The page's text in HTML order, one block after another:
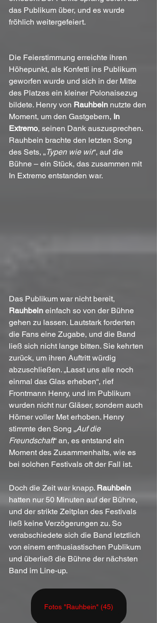
das Publikum über, und es wurde
fröhlich weitergefeiert.
Die Feierstimmung erreichte ihren
Höhepunkt, als Konfetti ins Publikum
geworfen wurde und sich in der Mitte
des Platzes ein kleiner Polonaisezug
bildete. Henry von Rauhbein nutzte den
Moment, um den Gastgebern, In
Extremo, seinen Dank auszusprechen.
Rauhbein brachte den letzten Song
des Sets, „Typen wie wir“, auf die
Bühne – ein Stück, das zusammen mit
In Extremo entstanden war.
Das Publikum war nicht bereit,
Rauhbein einfach so von der Bühne
gehen zu lassen. Lautstark forderten
die Fans eine Zugabe, und die Band
ließ sich nicht lange bitten. Sie kehrten
zurück, um ihren Auftritt würdig
abzuschließen. „Lasst uns alle noch
einmal das Glas erheben“, rief
Frontmann Henry, und im Publikum
wurden nicht nur Gläser, sondern auch
Hörner voller Met erhoben. Henry
stimmte den Song „Auf die
Freundschaft“ an, es entstand ein
Moment des Zusammenhalts, wie es
bei solchen Festivals oft der Fall ist.
Doch die Zeit war knapp. Rauhbein
hatten nur 50 Minuten auf der Bühne,
und der strikte Zeitplan des Festivals
ließ keine Verzögerungen zu. So
verabschiedete sich die Band letztlich
von einem enthusiastischen Publikum
und überließ die Bühne der nächsten
Band im Line-up.
Fotos "Rauhbein" (45)